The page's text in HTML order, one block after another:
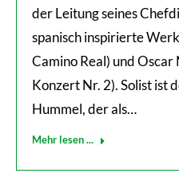
der Leitung seines
spanisch inspirierte
Camino Real) und
Konzert Nr. 2). Solist ist
Hummel, der als…
Mehr lesen ...